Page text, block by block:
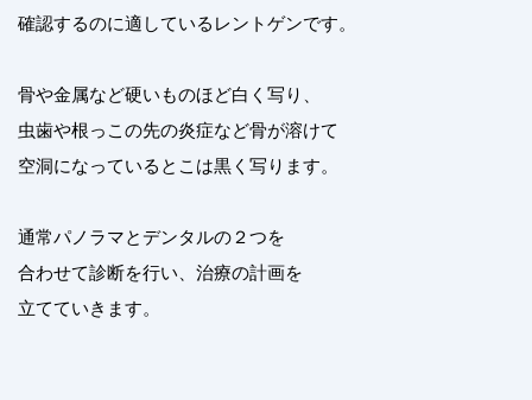
確認するのに適しているレントゲンです。
骨や金属など硬いものほど白く写り、
虫歯や根っこの先の炎症など骨が溶けて
空洞になっているとこは黒く写ります。
通常パノラマとデンタルの２つを
合わせて診断を行い、治療の計画を
立てていきます。